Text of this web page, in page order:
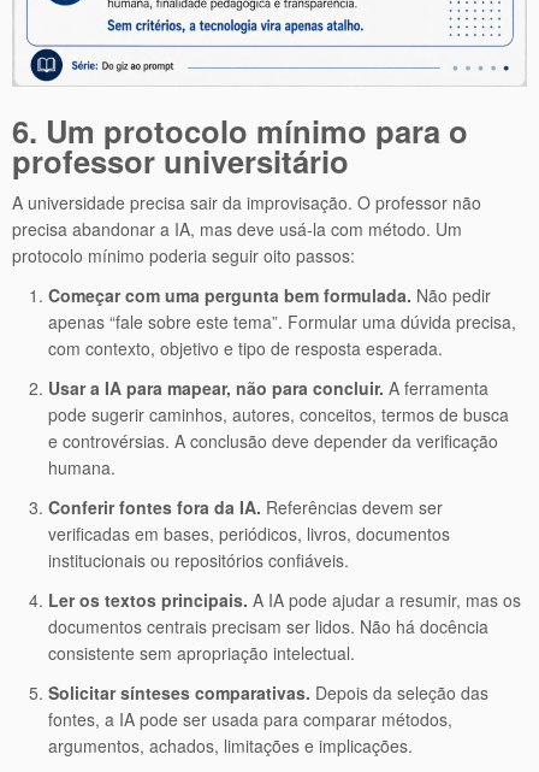
6. Um protocolo mínimo para o
professor universitário
A universidade precisa sair da improvisação. O professor não
precisa abandonar a IA, mas deve usá-la com método. Um
protocolo mínimo poderia seguir oito passos:
Começar com uma pergunta bem formulada. Não pedir
apenas “fale sobre este tema”. Formular uma dúvida precisa,
com contexto, objetivo e tipo de resposta esperada.
Usar a IA para mapear, não para concluir. A ferramenta
pode sugerir caminhos, autores, conceitos, termos de busca
e controvérsias. A conclusão deve depender da verificação
humana.
Conferir fontes fora da IA. Referências devem ser
verificadas em bases, periódicos, livros, documentos
institucionais ou repositórios confiáveis.
Ler os textos principais. A IA pode ajudar a resumir, mas os
documentos centrais precisam ser lidos. Não há docência
consistente sem apropriação intelectual.
Solicitar sínteses comparativas. Depois da seleção das
fontes, a IA pode ser usada para comparar métodos,
argumentos, achados, limitações e implicações.